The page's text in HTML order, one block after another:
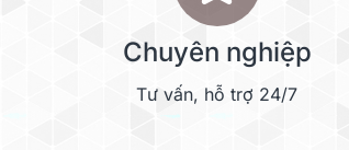
Chuyên nghiệp
Tư vấn, hỗ trợ 24/7